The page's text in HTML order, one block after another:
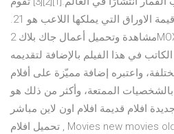
اللعبة على أن يكون مجموع قيمة الاوراق التي يملكها اللاعب هو 21.
مشاهدة وتحميل أعمال جاك بلاك 2MOX مشاهدة وتحميل أعمال
في هذا الفيلم بالإضافة لتقديمه
واعتبره إضافة مميّزة على أفلام
بالشخصيات الممتعة، وأكثر من ذلك هو
32 · افلام جديدة افلام قديمة افلام اون لاين مباشر
تحميل افلام , Movies new movies old movies online download